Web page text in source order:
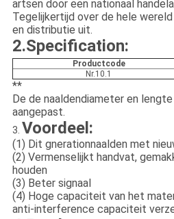
artsen door een nationaal
Tegelijkertijd over de hele
en distributie uit.
2.Specification:
Productcode
Nr.10.1
**
De de naaldendiameter en
aangepast.
3. Voordeel:
(1) Dit gnerationnaalden met
(2) Vermenselijkt handvat,
houden
(3) Beter signaal
(4) Hoge capaciteit van het
anti-interference capaciteit